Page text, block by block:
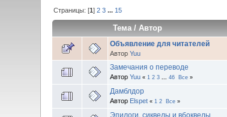
Страницы: [1]2 3 ... 15
Тема /Автор
Объявление для читателей
АвторYuu
Замечания о переводе
АвторYuu « 1 2 3 ...46 Все »
Дамблдор
Автор Elspet « 1 2 Все »
Эпилоги, сиквелы и вбоквелы